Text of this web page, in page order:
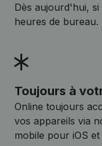
Dès aujourd'hui,
heures de bureau.
Toujours à
Online toujours
vos appareils via
mobile pour iOS